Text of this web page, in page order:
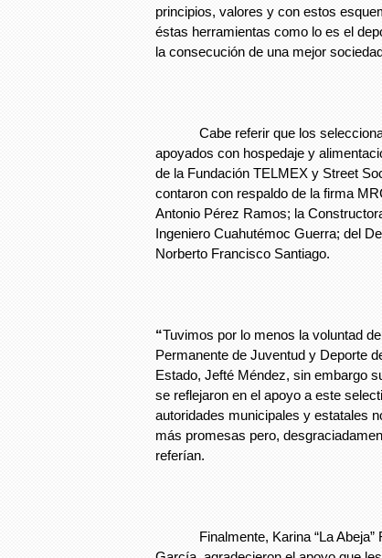
principios, valores y con estos
éstas herramientas como lo es el
la consecución de una mejor
Cabe referir que los
apoyados con hospedaje y
de la Fundación TELMEX y Street
contaron con respaldo de la firma
Antonio Pérez Ramos; la
Ingeniero Cuahutémoc Guerra; del
Norberto Francisco Santiago.
“Tuvimos por lo menos la voluntad
Permanente de Juventud y Deporte
Estado, Jefté Méndez, sin embargo
se reflejaron en el apoyo a este
autoridades municipales y estatales
más promesas pero,
referían.
Finalmente, Karina “La Abeja”